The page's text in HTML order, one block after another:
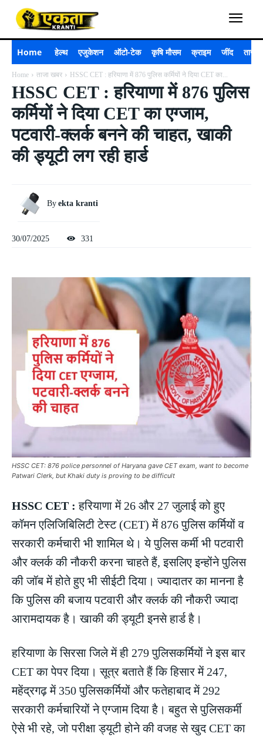
Home हेल्थ एजुकेशन ऑटो-टेक कृषि मौसम क्राइम जींद ताजा
Home ताजा खबर HSSC CET : हरियाणा में 876 पुलिस कर्मियों ने दिया CET का...
HSSC CET : हरियाणा में 876 पुलिस
कर्मियों ने दिया CET का एग्जाम,
पटवारी-क्लर्क बनने की चाहत, खाकी
की ड्यूटी लग रही हार्ड
By ekta kranti
30/07/2025 331
HSSC CET: 876 police personnel of Haryana gave CET exam, want to become
Patwari Clerk, but Khaki duty is proving to be difficult
HSSC CET :हरियाणा में 26 और 27 जुलाई को हुए
कॉमन एलिजिबिलिटी टेस्ट (CET) में 876 पुलिस कर्मियों व
सरकारी कर्मचारी भी शामिल थे। ये पुलिस कर्मी भी पटवारी
और क्लर्क की नौकरी करना चाहते हैं, इसलिए इन्होंने पुलिस
की जॉब में होते हुए भी सीईटी दिया। ज्यादातर का मानना है
कि पुलिस की बजाय पटवारी और क्लर्क की नौकरी ज्यादा
आरामदायक है। खाकी की ड्यूटी इनसे हार्ड है।
हरियाणा के सिरसा जिले में ही 279 पुलिसकर्मियों ने इस बार
CET का पेपर दिया। सूत्र बताते हैं कि हिसार में 247,
महेंद्रगढ़ में 350 पुलिसकर्मियों और फतेहाबाद में 292
सरकारी कर्मचारियों ने एग्जाम दिया है। बहुत से पुलिसकर्मी
ऐसे भी रहे, जो परीक्षा ड्यूटी होने की वजह से खुद CET का